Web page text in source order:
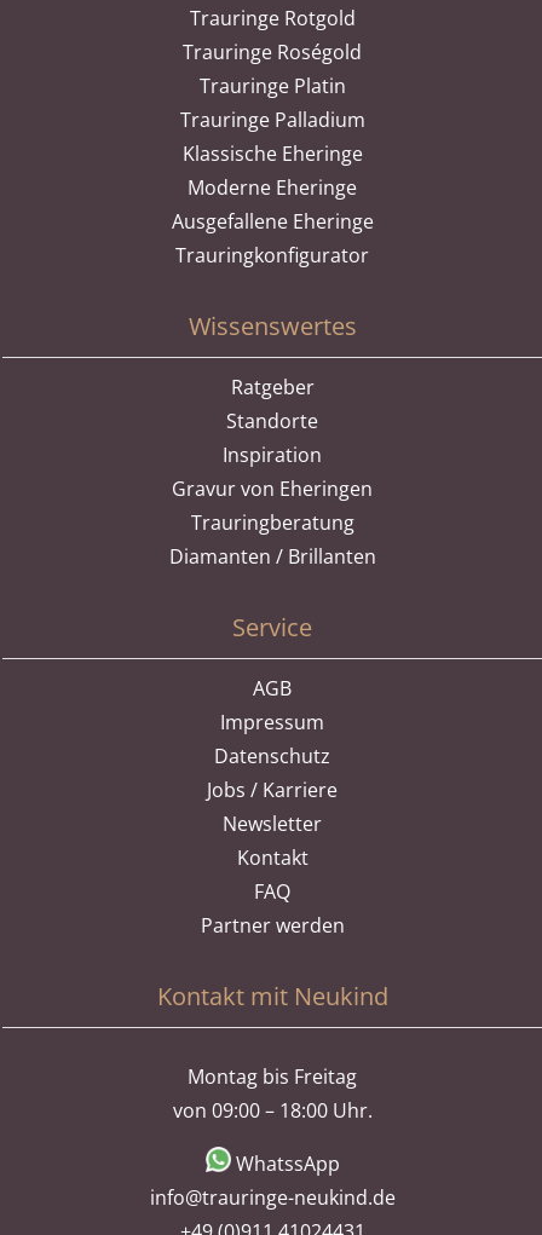
Trauringe Rotgold
Trauringe Roségold
Trauringe Platin
Trauringe Palladium
Klassische Eheringe
Moderne Eheringe
Ausgefallene Eheringe
Trauringkonfigurator
Wissenswertes
Ratgeber
Standorte
Inspiration
Gravur von Eheringen
Trauringberatung
Diamanten / Brillanten
Service
AGB
Impressum
Datenschutz
Jobs / Karriere
Newsletter
Kontakt
FAQ
Partner werden
Kontakt mit Neukind
Montag bis Freitag
von 09:00 – 18:00 Uhr.
WhatssApp
info@trauringe-neukind.de